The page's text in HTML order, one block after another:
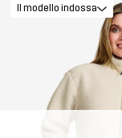
Il modello indossa